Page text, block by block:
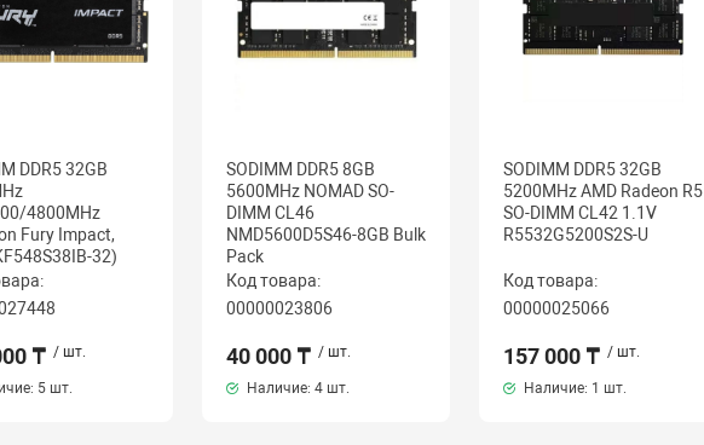
DDR5 32GB
4800MHz
Fury Impact,
32)
₸ / шт.
5 шт.
SODIMM DDR5 8GB
5600MHz NOMAD SO-
DIMM CL46
NMD5600D5S46-8GB Bulk
Pack
Код товара:
00000023806
40 000 ₸ / шт.
Наличие: 4 шт.
SODIMM DDR5 32GB
5200MHz AMD Radeon R5
SO-DIMM CL42 1.1V
R5532G5200S2S-U
Код товара:
00000025066
157 000 ₸ / шт.
Наличие: 1 шт.